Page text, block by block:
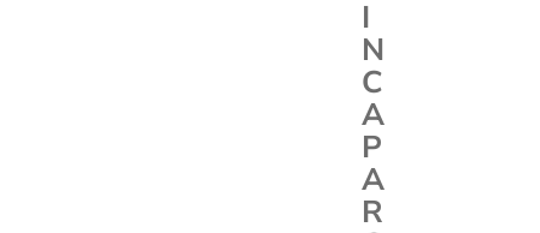
I
N
C
A
P
A
R